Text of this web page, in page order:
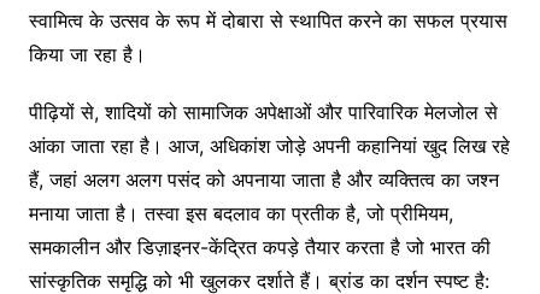
स्वामित्व के उत्सव के रूप में दोबारा से स्थापित करने का सफल प्रयास
किया जा रहा है।
पीढ़ियों से, शादियों को सामाजिक अपेक्षाओं और पारिवारिक मेलजोल से
आंका जाता रहा है। आज, अधिकांश जोड़े अपनी कहानियां खुद लिख रहे
हैं, जहां अलग अलग पसंद को अपनाया जाता है और व्यक्तित्व का जश्न
मनाया जाता है। तस्वा इस बदलाव का प्रतीक है, जो प्रीमियम,
समकालीन और डिज़ाइनर-केंद्रित कपड़े तैयार करता है जो भारत की
सांस्कृतिक समृद्धि को भी खुलकर दर्शाते हैं। ब्रांड का दर्शन स्पष्ट है: